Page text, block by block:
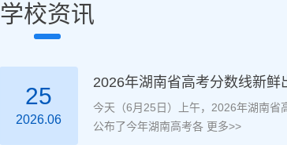
学校资讯
25
2026.06
2026年湖南省高考分数线新鲜
今天（6月25日）上午，2026年湖南省
公布了今年湖南高考各 更多>>